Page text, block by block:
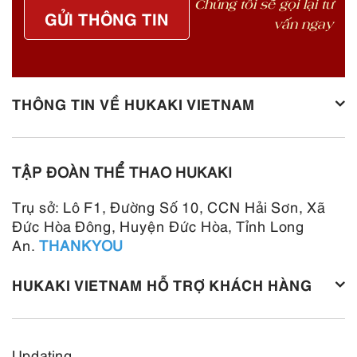
GỬI THÔNG TIN
vấn ngay
THÔNG TIN VỀ HUKAKI VIETNAM
TẬP ĐOÀN THỂ THAO HUKAKI
Trụ sở: Lô F1, Đường Số 10, CCN Hải Sơn, Xã
Đức Hòa Đông, Huyện Đức Hòa, Tỉnh Long
An. THANKYOU
HUKAKI VIETNAM HỖ TRỢ KHÁCH HÀNG